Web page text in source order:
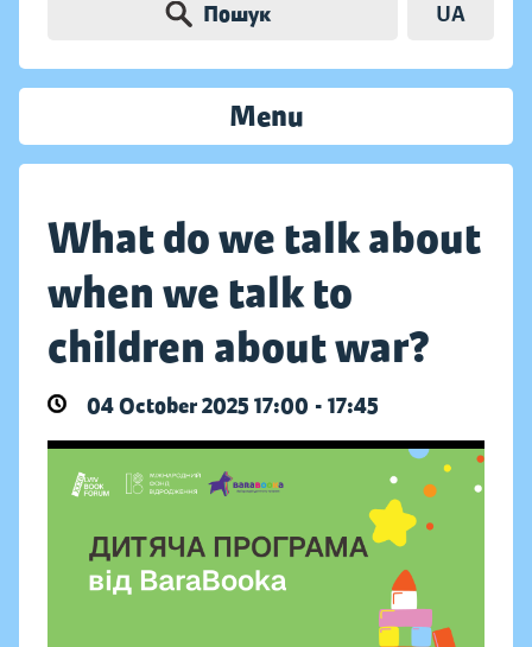
Пошук UA
Menu
What do we talk about
when we talk to
children about war?
04 October 2025 17:00 - 17:45